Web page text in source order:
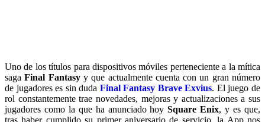
Uno de los títulos para dispositivos móviles perteneciente a la mítica
sagaFinal Fantasyy que actualmente cuenta con un gran número
de jugadores es sin duda Final Fantasy Brave Exvius. El juego de
rol constantemente trae novedades, mejoras y actualizaciones a sus
jugadores como la que ha anunciado hoySquare Enix, y es que,
tras haber cumplido su primer aniversario de servicio, la App nos